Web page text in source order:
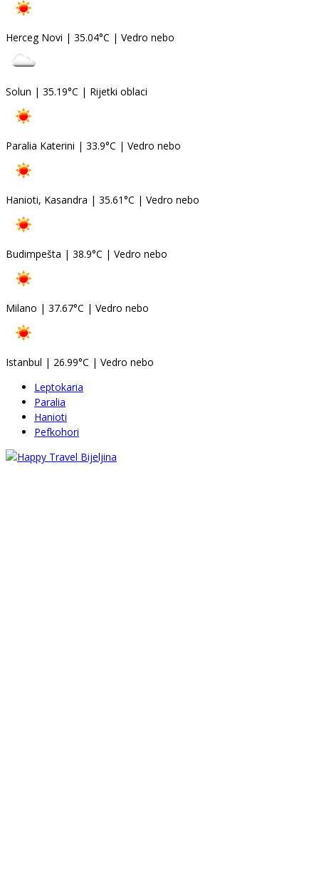
Herceg Novi | 35.04°C | Vedro nebo
Solun | 35.19°C | Rijetki oblaci
Paralia Katerini | 33.9°C | Vedro nebo
Hanioti, Kasandra | 35.61°C | Vedro nebo
Budimpešta | 38.9°C | Vedro nebo
Milano | 37.67°C | Vedro nebo
Istanbul | 26.99°C | Vedro nebo
Leptokaria
Paralia
Hanioti
Pefkohori